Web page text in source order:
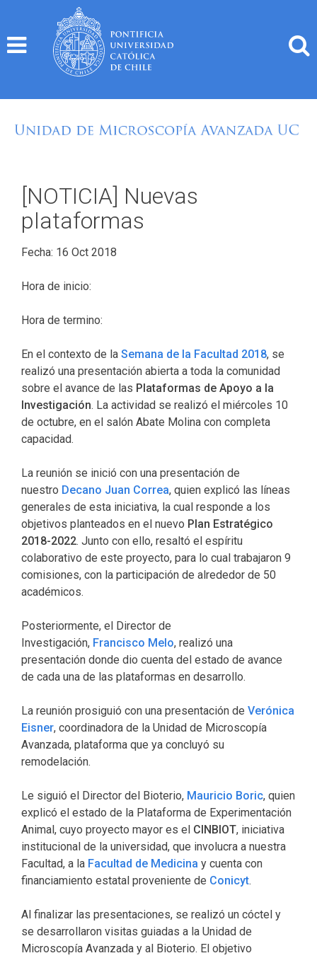
content
[NOTICIA] Nuevas
plataformas
Fecha: 16 Oct 2018
Hora de inicio:
Hora de termino:
En el contexto de la Semana de la Facultad 2018, se
realizó una presentación abierta a toda la comunidad
sobre el avance de las Plataformas de Apoyo a la
Investigación. La actividad se realizó el miércoles 10
de octubre, en el salón Abate Molina con completa
capacidad.
La reunión se inició con una presentación de
nuestro Decano Juan Correa, quien explicó las líneas
generales de esta iniciativa, la cual responde a los
objetivos planteados en el nuevo Plan Estratégico
2018-2022. Junto con ello, resaltó el espíritu
colaborativo de este proyecto, para lo cual trabajaron 9
comisiones, con la participación de alrededor de 50
académicos.
Posteriormente, el Director de
Investigación, Francisco Melo, realizó una
presentación donde dio cuenta del estado de avance
de cada una de las plataformas en desarrollo.
La reunión prosiguió con una presentación de Verónica
Eisner, coordinadora de la Unidad de Microscopía
Avanzada, plataforma que ya concluyó su
remodelación.
Le siguió el Director del Bioterio, Mauricio Boric, quien
explicó el estado de la Plataforma de Experimentación
Animal, cuyo proyecto mayor es el CINBIOT, iniciativa
institucional de la universidad, que involucra a nuestra
Facultad, a la Facultad de Medicina y cuenta con
financiamiento estatal proveniente de Conicyt.
Al finalizar las presentaciones, se realizó un cóctel y
se desarrollaron visitas guiadas a la Unidad de
Microscopía Avanzada y al Bioterio. El objetivo